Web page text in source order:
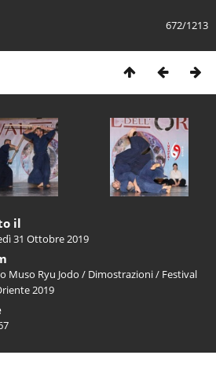
672/1213
il
31 Ottobre 2019
Muso Ryu Jodo / Dimostrazioni/ Festival
2019